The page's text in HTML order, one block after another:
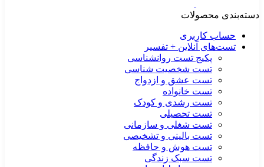
دسته‌بندی محصولات
حساب کاربری
تست‌های آنلاین + تفسیر
پکیج تست روانشناسی
تست شخصیت شناسی
تست عشق و ازدواج
تست خانواده
تست رشدی و کودک
تست تحصیلی
تست شغلی و سازمانی
تست بالینی و تشخیصی
تست هوش و حافظه
تست سبک زندگی